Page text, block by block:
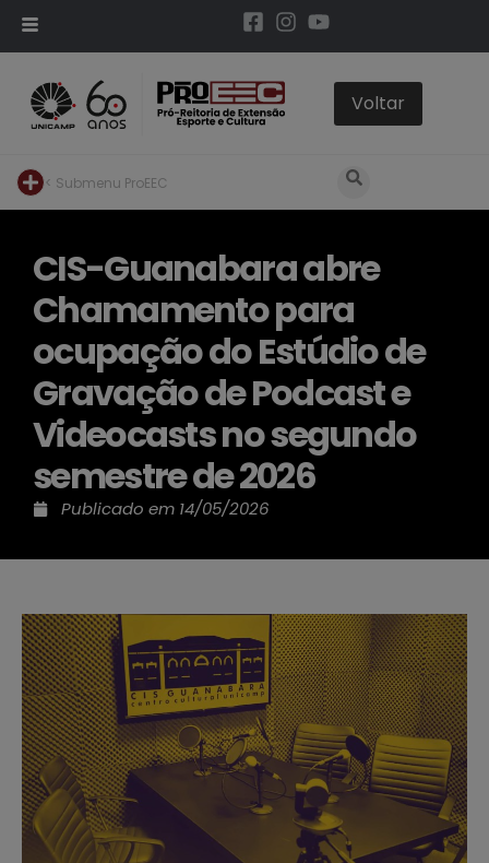
< Submenu ProEEC
CIS-Guanabara abre
Chamamento para
ocupação do Estúdio de
Gravação de Podcast e
Videocasts no segundo
semestre de 2026
Publicado em 14/05/2026